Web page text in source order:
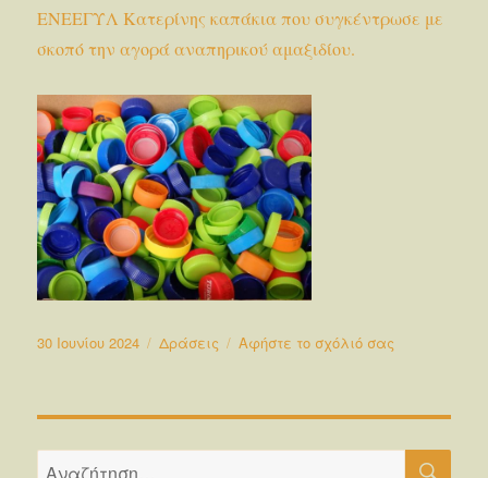
ΕΝΕΕΓΥΛ Κατερίνης καπάκια που συγκέντρωσε με
σκοπό την αγορά αναπηρικού αμαξιδίου.
Δημοσιεύτηκε
30 Ιουνίου 2024 Κατηγορίες
Δράσεις Αφήστε το σχόλιό σας
του
μας
Αναζήτηση